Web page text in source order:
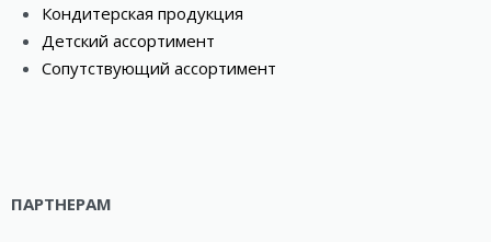
Кондитерская продукция
Детский ассортимент
Сопутствующий ассортимент
ПАРТНЕРАМ